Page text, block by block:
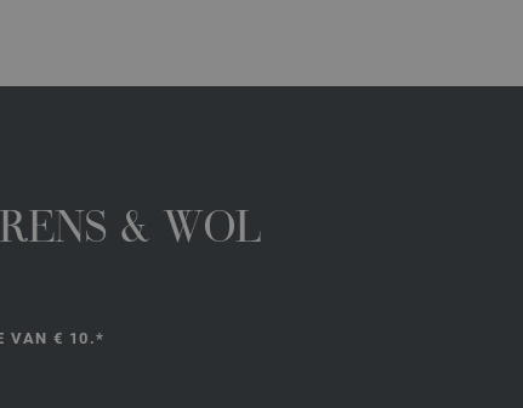
& WOL
VAN € 10.*